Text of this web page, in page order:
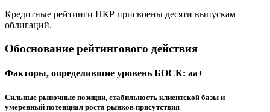
Кредитные рейтинги НКР присвоены десяти выпускам
облигаций.
Обоснование рейтингового действия
Факторы, определившие уровень БОСК: aa+
Сильные рыночные позиции, стабильность клиентской базы и
умеренный потенциал роста рынков присутствия